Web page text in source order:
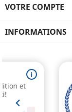
VOTRE COMPTE
INFORMATIONS